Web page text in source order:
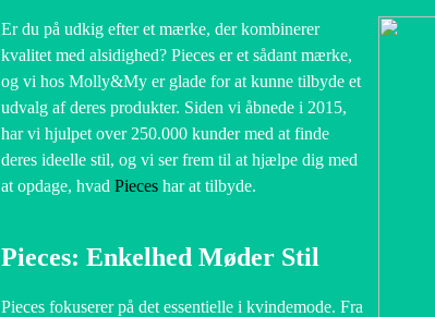
Er du på udkig efter et mærke, der kombinerer
kvalitet med alsidighed? Pieces er et sådant mærke,
og vi hos Molly&My er glade for at kunne tilbyde et
udvalg af deres produkter. Siden vi åbnede i 2015,
har vi hjulpet over 250.000 kunder med at finde
deres ideelle stil, og vi ser frem til at hjælpe dig med
at opdage, hvad Pieces har at tilbyde.
Pieces: Enkelhed Møder Stil
Pieces fokuserer på det essentielle i kvindemode. Fra